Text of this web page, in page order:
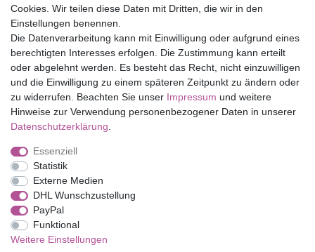
Eduplay
Folia Bringmann
Shop
Mein Konto
Service
Versandkosten
Impressum
Barrierefreiheitserklärung
Cookies. Wir teilen diese Daten mit Dritten, die wir in den
Einstellungen benennen.
Die Datenverarbeitung kann mit Einwilligung oder aufgrund eines
berechtigten Interesses erfolgen. Die Zustimmung kann erteilt
oder abgelehnt werden. Es besteht das Recht, nicht einzuwilligen
und die Einwilligung zu einem späteren Zeitpunkt zu ändern oder
zu widerrufen. Beachten Sie unser Impressum und weitere
Hinweise zur Verwendung personenbezogener Daten in unserer
Daten­schutz­erklärung
Essenziell
Statistik
Externe Medien
DHL Wunschzustellung
PayPal
Funktional
Weitere Einstellungen